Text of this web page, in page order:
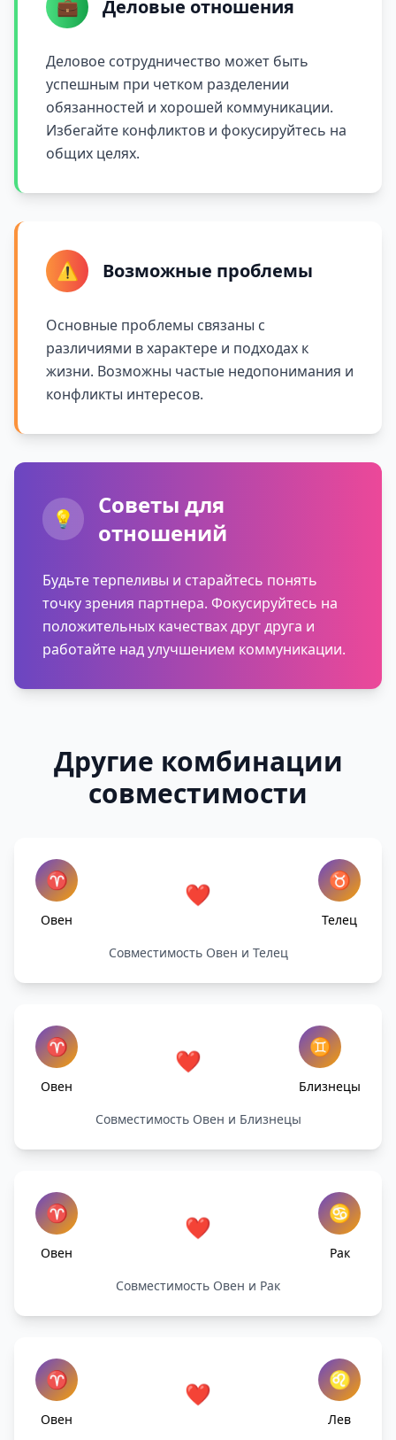
💼 Деловые отношения
Деловое сотрудничество может быть
успешным при четком разделении
обязанностей и хорошей коммуникации.
Избегайте конфликтов и фокусируйтесь на
общих целях.
⚠️ Возможные проблемы
Основные проблемы связаны с
различиями в характере и подходах к
жизни. Возможны частые недопонимания и
конфликты интересов.
💡
Советы для
отношений
Будьте терпеливы и старайтесь понять
точку зрения партнера. Фокусируйтесь на
положительных качествах друг друга и
работайте над улучшением коммуникации.
Другие комбинации
совместимости
♈
Овен
❤️ ♉
Телец
Совместимость Овен и Телец
♈
Овен
❤️ ♊
Близнецы
Совместимость Овен и Близнецы
♈
Овен
❤️ ♋
Рак
Совместимость Овен и Рак
♈
Овен
❤️ ♌
Лев